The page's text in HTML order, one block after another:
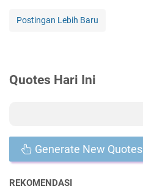
Postingan Lebih Baru
Quotes Hari Ini
Generate New Quotes
REKOMENDASI